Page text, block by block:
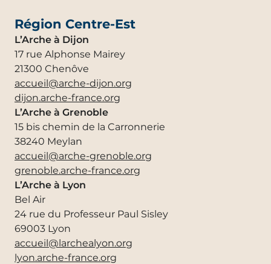
contact@archepaystoulousain.org
pays-toulousain.arche-france.org
Partenaire La Houlette
89 avenue de Labrede
33850 LÉOGNAN
lahoulette33@gmail.com
Région Centre-Est
L’Arche à Dijon
17 rue Alphonse Mairey
21300 Chenôve
accueil@arche-dijon.org
dijon.arche-france.org
L’Arche à Grenoble
15 bis chemin de la Carronnerie
38240 Meylan
accueil@arche-grenoble.org
grenoble.arche-france.org
L’Arche à Lyon
Bel Air
24 rue du Professeur Paul Sisley
69003 Lyon
accueil@larchealyon.org
lyon.arche-france.org